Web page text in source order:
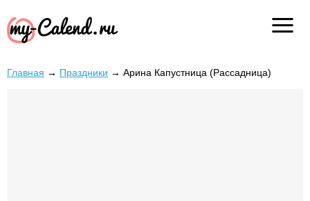
Главная → Праздники → Арина Капустница (Рассадница)